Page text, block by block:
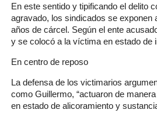
En este sentido y tipificando el delito
agravado, los sindicados se exponen
años de cárcel. Según el ente
y se colocó a la víctima en estado de
En centro de reposo
La defensa de los victimarios
como Guillermo, “actuaron de
en estado de alicoramiento y